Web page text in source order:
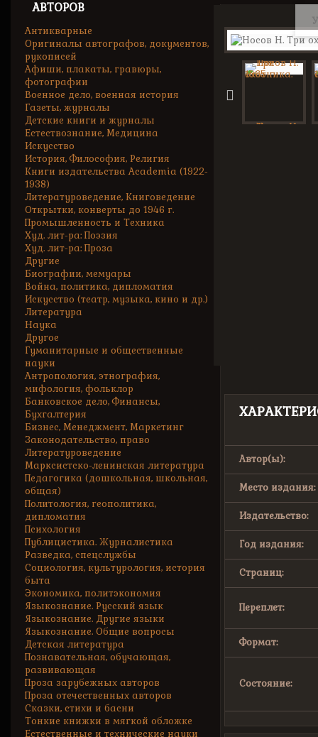
АВТОРОВ
Антикварные
Оригиналы автографов, документов,
рукописей
Афиши, плакаты, гравюры,
фотографии
Военное дело, военная история
Газеты, журналы
Детские книги и журналы
Естествознание, Медицина
Искусство
История, Философия, Религия
Книги издательства Academia (1922-
1938)
Литературоведение, Книговедение
Открытки, конверты до 1946 г.
Промышленность и Техника
Худ. лит-ра: Поэзия
Худ. лит-ра: Проза
Другие
Биографии, мемуары
Война, политика, дипломатия
Искусство (театр, музыка, кино и др.)
Литература
Наука
Другое
Гуманитарные и общественные
науки
Антропология, этнография,
мифология, фольклор
Банковское дело, Финансы,
Бухгалтерия
Бизнес, Менеджмент, Маркетинг
Законодательство, право
Литературоведение
Марксистско-ленинская литература
Педагогика (дошкольная, школьная,
общая)
Политология, геополитика,
дипломатия
Психология
Публицистика. Журналистика
Разведка, спецслужбы
Социология, культурология, история
быта
Экономика, политэкономия
Языкознание. Русский язык
Языкознание. Другие языки
Языкознание. Общие вопросы
Детская литература
Познавательная, обучающая,
развивающая
Проза зарубежных авторов
Проза отечественных авторов
Сказки, стихи и басни
Тонкие книжки в мягкой обложке
Естественные и технические науки
Автор(ы):
Место издания:
Издательство:
Год издания:
Страниц:
Переплет:
Формат:
Состояние: